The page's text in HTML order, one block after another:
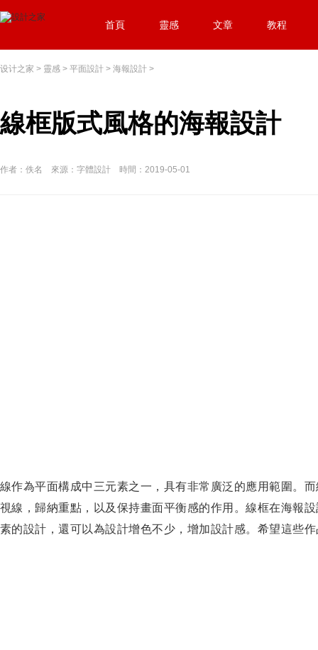
首頁 靈感 文章 教程
设计之家 > 靈感 > 平面設計 > 海報設計 >
線框版式風格的海報設計
作者：佚名 來源：字體設計 時間：2019-05-01
線作為平面構成中三元素之一，具有非常廣泛的應用範圍。
視線，歸納重點，以及保持畫面平衡感的作用。線框在海報
素的設計，還可以為設計增色不少，增加設計感。希望這些